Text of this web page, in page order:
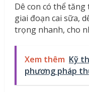
Dê con có thể
giai đoạn cai sữa,
trọng nhanh, cho
Xem thêm Kỹ
phương pháp